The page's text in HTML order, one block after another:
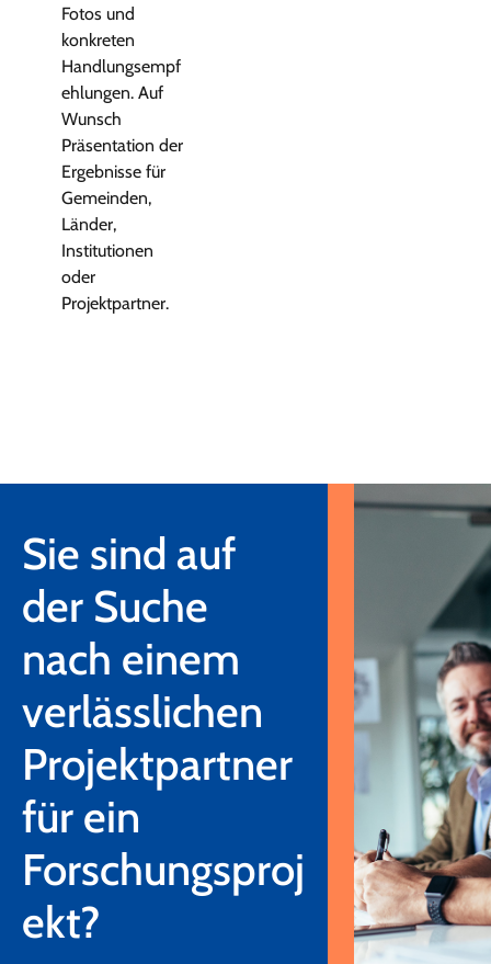
Fotos und
konkreten
Handlungsempf
ehlungen. Auf
Wunsch
Präsentation der
Ergebnisse für
Gemeinden,
Länder,
Institutionen
oder
Projektpartner.
Sie sind auf
der Suche
nach einem
verlässlichen
Projektpartner
für ein
Forschungsproj
ekt?